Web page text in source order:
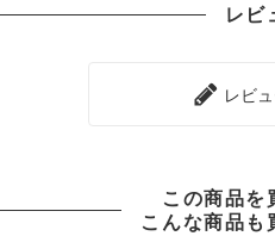
レビ
レビ
この商品を
こんな商品も